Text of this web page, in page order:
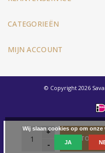
+
-
CATEGORIEËN
MIJN ACCOUNT
© Copyright 2026
Wij slaan cookies op om
JA